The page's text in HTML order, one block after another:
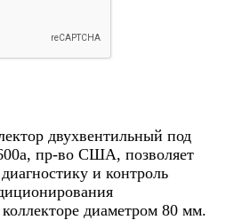
двухвентильный под
пр-во США, позволяет
и контроль
диаметром 80 мм.